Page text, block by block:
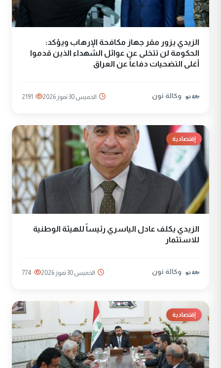
الزيدي يزور مقر جهاز مكافحة الإرهاب ويؤكد:
الحكومة لن تتخلى عن عوائل الشهداء الذين قدموا
أغلى التضحيات دفاعاً عن العراق
وكالة نون الخميس 30 تموز 2026 2191
إقتصادية
الزيدي يكلف عادل الياسري رئيساً للهيئة الوطنية
للاستثمار
وكالة نون الخميس 30 تموز 2026 774
إقتصادية